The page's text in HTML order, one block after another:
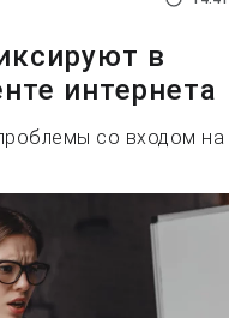
в
интернета
со входом на